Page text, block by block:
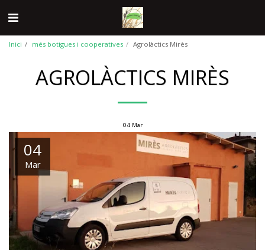
Inici més botigues i cooperatives Agrolàctics Mirès
AGROLÀCTICS MIRÈS
04 Mar
04
Mar